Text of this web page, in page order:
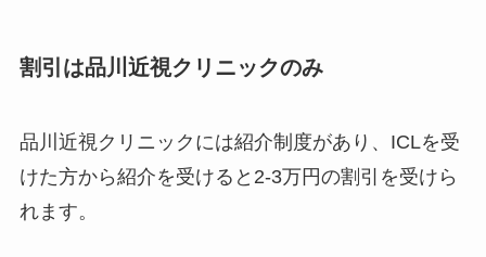
割引は品川近視クリニックのみ
品川近視クリニックには紹介制度があり、ICLを受
けた方から紹介を受けると2-3万円の割引を受けら
れます。